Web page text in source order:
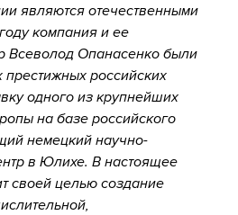
являются отечественными
компания и ее
Всеволод Опанасенко были
престижных российских
одного из крупнейших
на базе российского
немецкий научно-
в Юлихе. В настоящее
своей целью создание